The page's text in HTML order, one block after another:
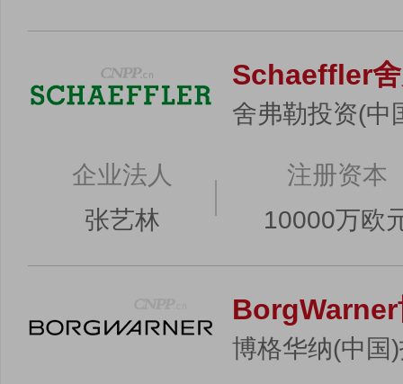
Schaeffler
舍弗勒投资(中
企业法人
张艺林
注册资本
10000万欧
BorgWarner
博格华纳(中国